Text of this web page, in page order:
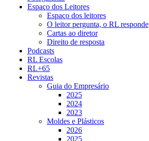
Espaço dos Leitores
Espaço dos leitores
O leitor pergunta, o RL responde
Cartas ao diretor
Direito de resposta
Podcasts
RL Escolas
RL+65
Revistas
Guia do Empresário
2025
2024
2023
Moldes e Plásticos
2026
2025